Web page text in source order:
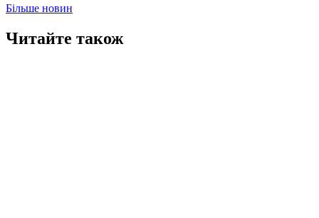
Більше новин
Читайте також